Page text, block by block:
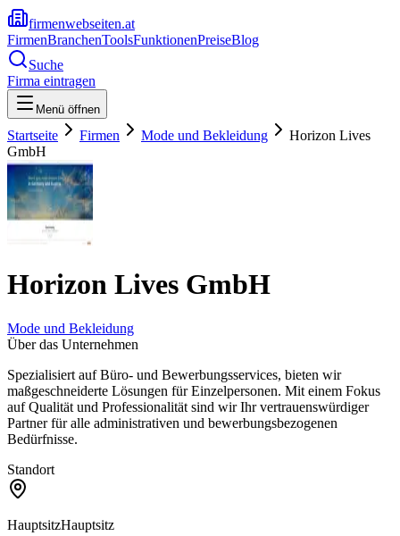
firmenwebseiten.at
FirmenBranchenToolsFunktionenPreiseBlog
Suche
Firma eintragen
Menü öffnen
Startseite Firmen Mode und Bekleidung
Horizon Lives
GmbH
Horizon Lives GmbH
Mode und Bekleidung
Über das Unternehmen
Spezialisiert auf Büro- und Bewerbungsservices, bieten wir
maßgeschneiderte Lösungen für Einzelpersonen. Mit einem Fokus
auf Qualität und Professionalität sind wir Ihr vertrauenswürdiger
Partner für alle administrativen und bewerbungsbezogenen
Bedürfnisse.
Standort
HauptsitzHauptsitz